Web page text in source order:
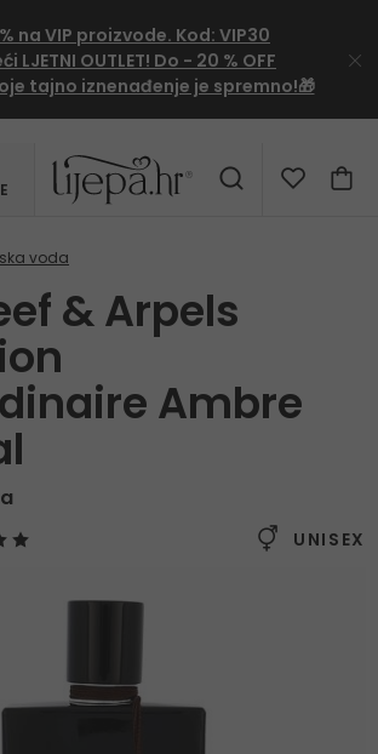
na VIP proizvode. Kod: VIP30
LJETNI OUTLET! Do - 20 % OFF
tajno iznenađenje je spremno!🎁
& Arpels
Ambre
UNISEX